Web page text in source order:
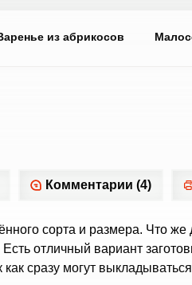
из абрикосов
Комментарии (4)
сорта и размера. Что же
отличный вариант
сразу могут выкладываться